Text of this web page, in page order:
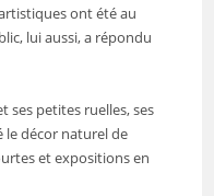
ont été au
lui aussi, a répondu
ses petites ruelles, ses
le décor naturel de
et expositions en